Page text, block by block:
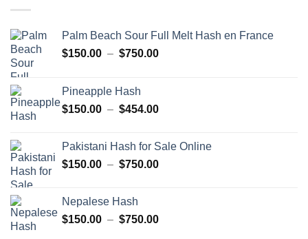
Palm Beach Sour Full Melt Hash en France
$150.00 – $750.00Plage
à
Pineapple Hash
$150.00 – $454.00Plage
$150.00
à
Pakistani Hash for Sale Online
$150.00 – $750.00Plage
à
Nepalese Hash
$150.00 – $750.00Plage